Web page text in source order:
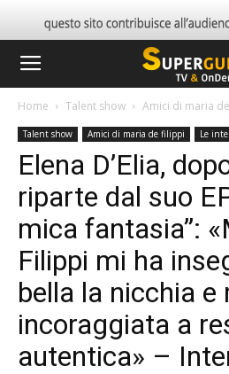
Home Talent show Amici di maria
Talent show Amici di maria de filippi Le
Elena D’Elia,
riparte dal suo
mica fantasia”:
Filippi mi ha
bella la nicchia e
incoraggiata a
autentica» –